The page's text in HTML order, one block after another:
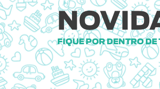
FIQUE POR DENTRO